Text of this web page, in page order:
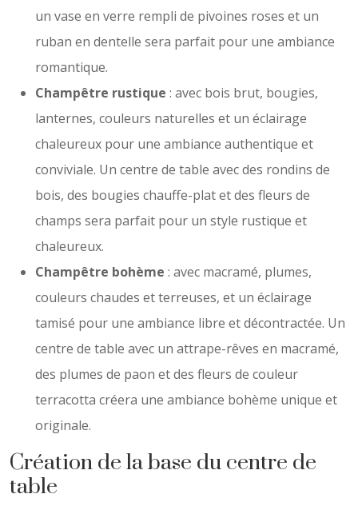
un vase en verre rempli de pivoines roses et un
ruban en dentelle sera parfait pour une ambiance
romantique.
Champêtre rustique : avec bois brut, bougies,
lanternes, couleurs naturelles et un éclairage
chaleureux pour une ambiance authentique et
conviviale. Un centre de table avec des rondins de
bois, des bougies chauffe-plat et des fleurs de
champs sera parfait pour un style rustique et
chaleureux.
Champêtre bohème : avec macramé, plumes,
couleurs chaudes et terreuses, et un éclairage
tamisé pour une ambiance libre et décontractée. Un
centre de table avec un attrape-rêves en macramé,
des plumes de paon et des fleurs de couleur
terracotta créera une ambiance bohème unique et
originale.
Création de la base du centre de
table